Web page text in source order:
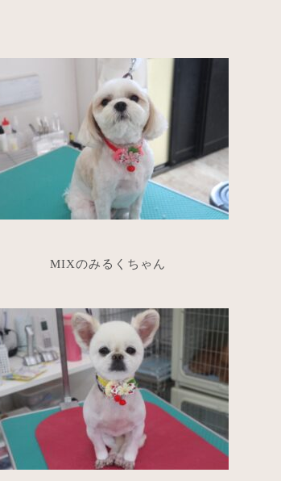
MIXのみるくちゃん